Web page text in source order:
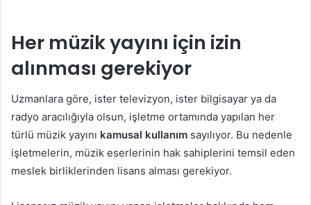
Her müzik yayını için izin
alınması gerekiyor
Uzmanlara göre, ister televizyon, ister bilgisayar ya da
radyo aracılığıyla olsun, işletme ortamında yapılan her
türlü müzik yayını kamusal kullanım sayılıyor. Bu nedenle
işletmelerin, müzik eserlerinin hak sahiplerini temsil eden
meslek birliklerinden lisans alması gerekiyor.